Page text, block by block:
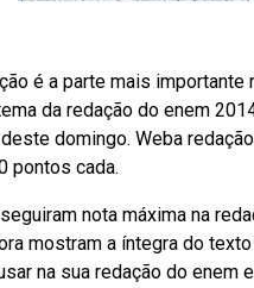
é a parte mais importante
da redação do enem
domingo. Weba
pontos cada.
nota máxima na
mostram a íntegra do
na sua redação do enem